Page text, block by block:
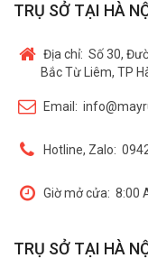
TRỤ SỞ TẠI HÀ
Địa chỉ: Số 30,
Bắc Từ Liêm, TP
Email:
Hotline, Zalo:
Giờ mở cửa: 8:00
TRỤ SỞ TẠI HÀ